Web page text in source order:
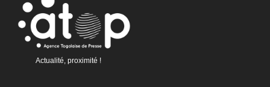
Actualité, proximité !